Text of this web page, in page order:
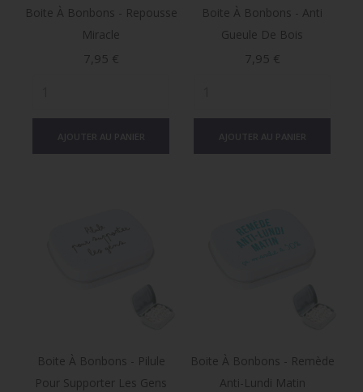
Boite À Bonbons - Repousse
Miracle
Prix
7,95 €
Boite À Bonbons - Anti
Gueule De Bois
Prix
7,95 €
Boite À Bonbons - Pilule
Pour Supporter Les Gens
Boite À Bonbons - Remède
Anti-Lundi Matin